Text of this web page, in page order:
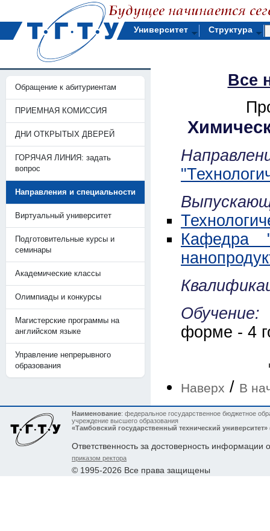
Университет Структура
Обращение к абитуриентам
ПРИЕМНАЯ КОМИССИЯ
ДНИ ОТКРЫТЫХ ДВЕРЕЙ
ГОРЯЧАЯ ЛИНИЯ: задать
вопрос
Направления и специальности
Виртуальный университет
Подготовительные курсы и
семинары
Академические классы
Олимпиады и конкурсы
Магистерские программы на
английском языке
Управление непрерывного
образования
Все
Кафедра
Обучение:
форме - 4
Наверх / В
Наименование: федеральное государственное бюджетное
учреждение высшего образования
«Тамбовский государственный технический
Ответственность за достоверность информации
приказом ректора
© 1995-2026 Все права защищены